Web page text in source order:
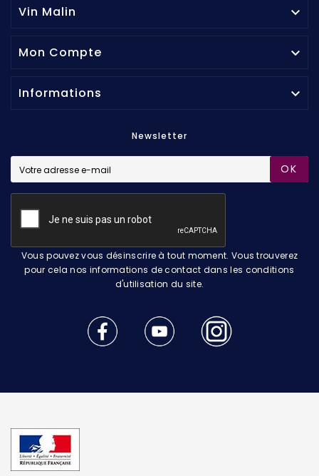
Vin Malin 
Mon Compte 
Informations 
Newsletter
OK
Vous pouvez vous désinscrire à tout moment. Vous trouverez
pour cela nos informations de contact dans les conditions
d'utilisation du site.